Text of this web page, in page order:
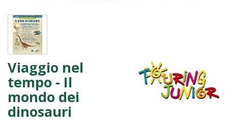
Viaggio nel
tempo - Il
mondo dei
dinosauri